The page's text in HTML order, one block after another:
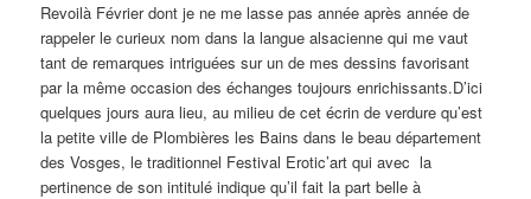
Revoilà Février dont je ne me lasse pas année après année de
rappeler le curieux nom dans la langue alsacienne qui me vaut
tant de remarques intriguées sur un de mes dessins favorisant
par la même occasion des échanges toujours enrichissants.D’ici
quelques jours aura lieu, au milieu de cet écrin de verdure qu’est
la petite ville de Plombières les Bains dans le beau département
des Vosges, le traditionnel Festival Erotic’art qui avec la
pertinence de son intitulé indique qu’il fait la part belle à